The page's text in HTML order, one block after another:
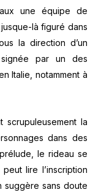
une équipe de
jusque-là figuré dans
la direction d’un
par un des
Italie, notamment à
scrupuleusement la
dans des
le rideau se
lire l’inscription
suggère sans doute